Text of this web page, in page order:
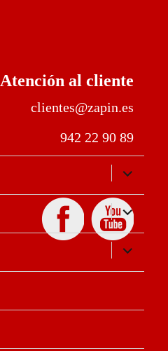
Atención al cliente
clientes@zapin.es
942 22 90 89
expande
el
menú
inferior
expande
el
menú
inferior
expande
el
menú